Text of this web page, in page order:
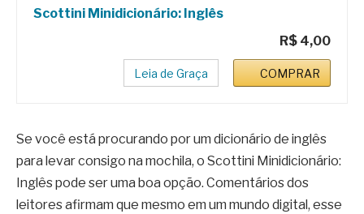
Scottini Minidicionário: Inglês
R$ 4,00
Leia de Graça COMPRAR
Se você está procurando por um dicionário de inglês
para levar consigo na mochila, o Scottini Minidicionário:
Inglês pode ser uma boa opção. Comentários dos
leitores afirmam que mesmo em um mundo digital, esse